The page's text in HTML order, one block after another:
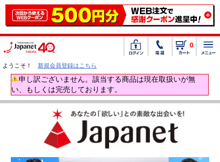
0
ようこそ！ 新規会員登録はこちら
申し訳ございません。該当する商品は現在取扱いが無
い、もしくは完売しております。